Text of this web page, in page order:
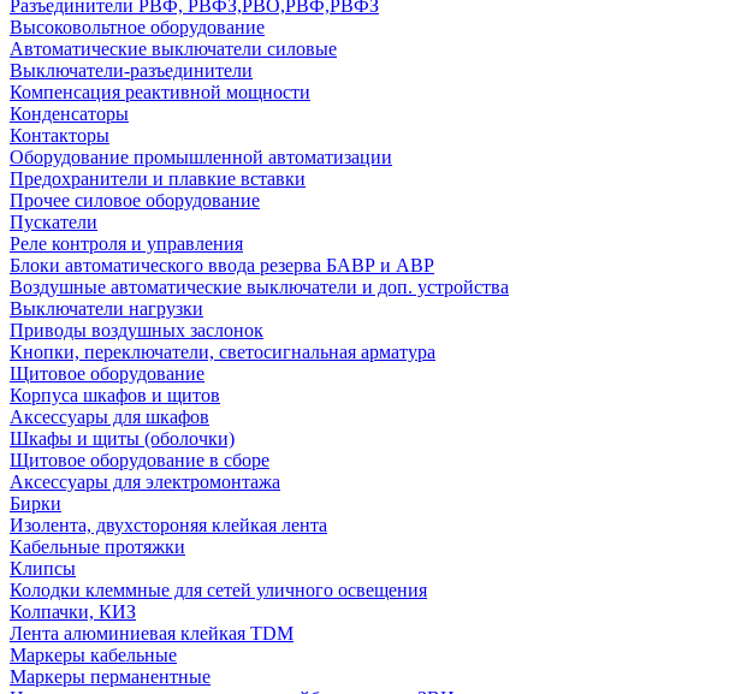
Разъединители РВФ, РВФЗ,РВО,РВФ,РВФЗ
Высоковольтное оборудование
Автоматические выключатели cиловые
Выключатели-разъединители
Компенсация реактивной мощности
Конденсаторы
Контакторы
Оборудование промышленной автоматизации
Предохранители и плавкие вставки
Прочее силовое оборудование
Пускатели
Реле контроля и управления
Блоки автоматического ввода резерва БАВР и АВР
Воздушные автоматические выключатели и доп. устройства
Выключатели нагрузки
Приводы воздушных заслонок
Кнопки, переключатели, светосигнальная арматура
Щитовое оборудование
Корпуса шкафов и щитов
Аксессуары для шкафов
Шкафы и щиты (оболочки)
Щитовое оборудование в сборе
Аксессуары для электромонтажа
Бирки
Изолента, двухстороняя клейкая лента
Кабельные протяжки
Клипсы
Колодки клеммные для сетей уличного освещения
Колпачки, КИЗ
Лента алюминиевая клейкая TDM
Маркеры кабельные
Маркеры перманентные